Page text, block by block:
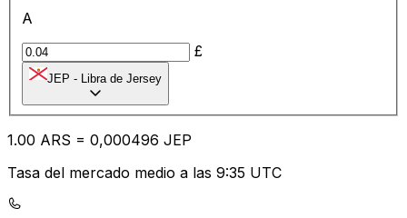
A
£
JEP - Libra de Jersey
1.00 ARS = 0,000496 JEP
Tasa del mercado medio a las 9:35 UTC